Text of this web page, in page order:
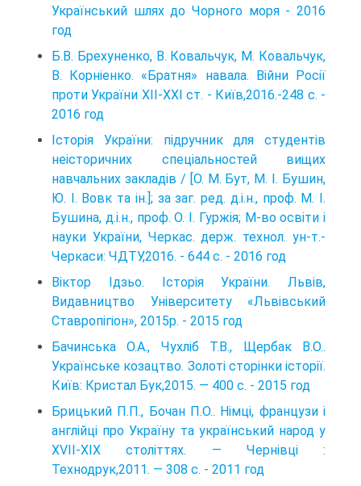
Український шлях до Чорного моря - 2016
год
Б.В. Брехуненко, В. Ковальчук, М. Ковальчук,
В. Корніенко. «Братня» навала. Війни Росії
проти України XII-XXI ст. - Київ,2016.-248 с. -
2016 год
Історія України: підручник для студентів
неісторичних спеціальностей вищих
навчальних закладів / [О. М. Бут, М. І. Бушин,
Ю. І. Вовк та ін.]; за заг. ред. д.і.н., проф. М. І.
Бушина, д.і.н., проф. О. І. Гуржія; М-во освіти і
науки України, Черкас. держ. технол. ун-т.-
Черкаси: ЧДТУ,2016. - 644 с. - 2016 год
Віктор Ідзьо. Історія України. Львів,
Видавництво Університету «Львівський
Ставропігіон», 2015р. - 2015 год
Бачинська О.А., Чухліб Т.В., Щербак В.О..
Українське козацтво. Золоті сторінки історії.
Київ: Кристал Бук,2015. — 400 с. - 2015 год
Брицький П.П., Бочан П.О.. Німці, французи і
англійці про Україну та український народ у
XVII-XIX століттях. — Чернівці :
Технодрук,2011. — 308 с. - 2011 год